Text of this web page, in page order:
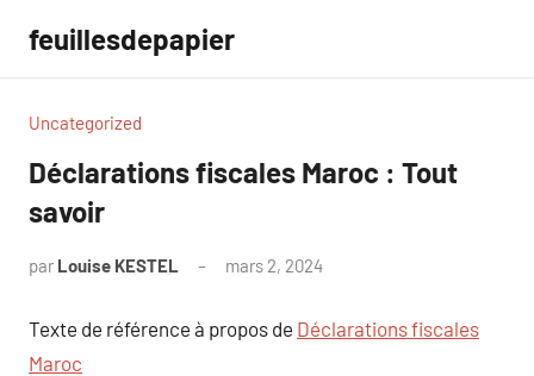
contenu
feuillesdepapier
Uncategorized
Déclarations fiscales Maroc : Tout
savoir
par Louise KESTEL mars 2, 2024
Texte de référence à propos de Déclarations fiscales
Maroc